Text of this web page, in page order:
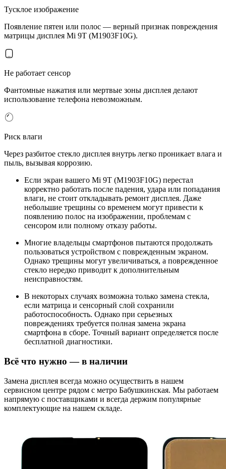
Тусклое изображение
Появление пятен или полос — верный признак повреждения
матрицы дисплея Mi 9T (M1903F10G).
Не работает сенсор
Фантомные нажатия или мертвые зоны дисплея делают
использование телефона невозможным.
Риск влаги
Через разбитое стекло дисплея внутрь легко проникает влага и
пыль, вызывая коррозию.
Если экран вашего Mi 9T (M1903F10G) перестал
корректно работать после падения, удара или попадания
влаги, не стоит откладывать ремонт дисплея. Даже
небольшие трещины со временем могут привести к
появлению полос на изображении, проблемам с
сенсором или полному отказу работы.
Многие владельцы смартфонов пытаются продолжать
пользоваться устройством с поврежденным экраном.
Однако трещины могут увеличиваться, а поврежденное
стекло нередко приводит к дополнительным
неисправностям.
В некоторых случаях возможна только замена стекла,
если матрица и сенсорный слой сохранили
работоспособность. Однако при серьезных
повреждениях требуется полная замена экрана
смартфона в сборе. Точный вариант определяется после
бесплатной диагностики.
Всё что нужно — в наличии
Замена дисплея всегда можно осуществить в нашем
сервисном центре рядом с метро Бабушкинская. Мы работаем
напрямую с поставщиками и всегда держим популярные
комплектующие на нашем складе.